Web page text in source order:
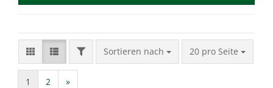
FILTERSortieren nach
Sortieren nach 20 pro Seite
pro Seite
1 2 »